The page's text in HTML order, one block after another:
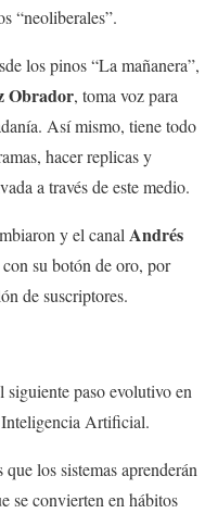
“neoliberales”.
los pinos “La mañanera”,
Obrador, toma voz para
Así mismo, tiene todo
hacer replicas y
a través de este medio.
y el canal Andrés
su botón de oro, por
de suscriptores.
paso evolutivo en
Artificial.
los sistemas aprenderán
se convierten en hábitos